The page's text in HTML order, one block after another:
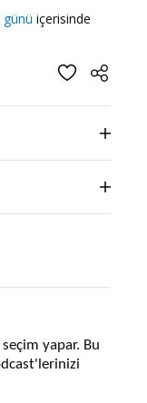
günü içerisinde
yapar. Bu